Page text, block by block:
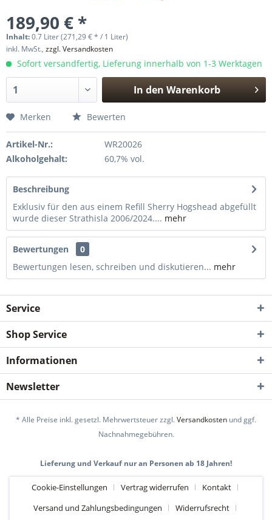
189,90 € *
Inhalt:0.7 Liter (271,29 € * / 1 Liter)
inkl. MwSt., zzgl. Versandkosten
Sofort versandfertig, Lieferung innerhalb von 1-3 Werktagen
In den Warenkorb
Merken Bewerten
Artikel-Nr.:
WR20026
Alkoholgehalt:
60,7% vol.
Beschreibung
Exklusiv für den aus einem Refill Sherry Hogshead abgefüllt
wurde dieser Strathisla 2006/2024.... mehr
Bewertungen
0
Bewertungen lesen, schreiben und diskutieren... mehr
Service
Shop Service
Informationen
Newsletter
* Alle Preise inkl. gesetzl. Mehrwertsteuer zzgl.Versandkosten und ggf.
Nachnahmegebühren.
Lieferung und Verkauf nur an Personen ab 18 Jahren!
Cookie-Einstellungen Vertrag widerrufen
Kontakt
Versand und Zahlungsbedingungen
Widerrufsrecht